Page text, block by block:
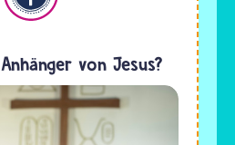
von Jesus?